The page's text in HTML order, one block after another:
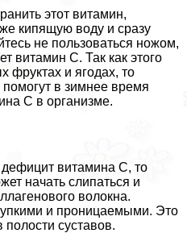
этот витамин,
кипящую воду и сразу
не пользоваться ножом,
витамин С. Так как этого
фруктах и ягодах, то
в зимнее время
С в организме.
витамина С, то
начать слипаться и
волокна.
и проницаемыми. Это
суставов.